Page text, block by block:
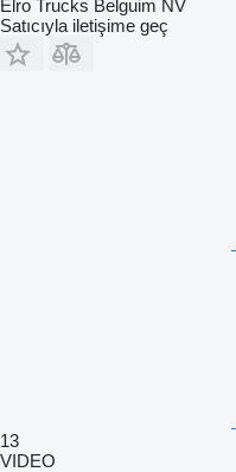
Elro Trucks Belguim NV
Satıcıyla iletişime geç
13
VIDEO